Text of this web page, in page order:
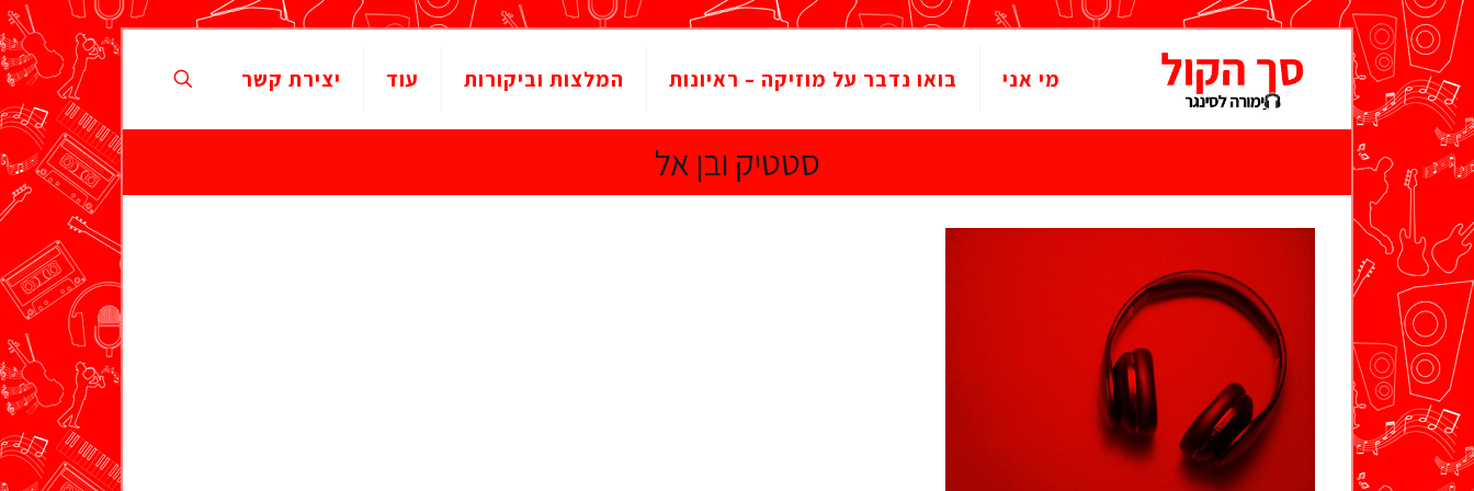
מי אני בואו נדבר על מוזיקה – ראיונות המלצות וביקורות עוד יצירת קשר
סטטיק ובן אל